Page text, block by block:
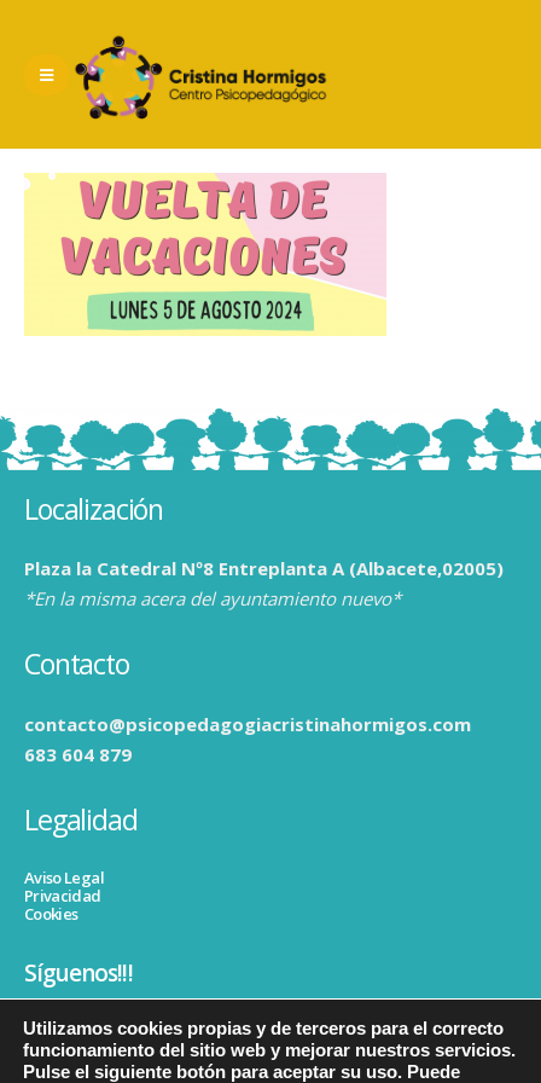
Localización
Plaza la Catedral Nº8 Entreplanta A (Albacete,02005)
*En la misma acera del ayuntamiento nuevo*
Contacto
contacto@psicopedagogiacristinahormigos.com
683 604 879
Legalidad
Aviso Legal
Privacidad
Cookies
Síguenos!!!
Utilizamos cookies propias y de terceros para el correcto
funcionamiento del sitio web y mejorar nuestros servicios.
Pulse el siguiente botón para aceptar su uso. Puede